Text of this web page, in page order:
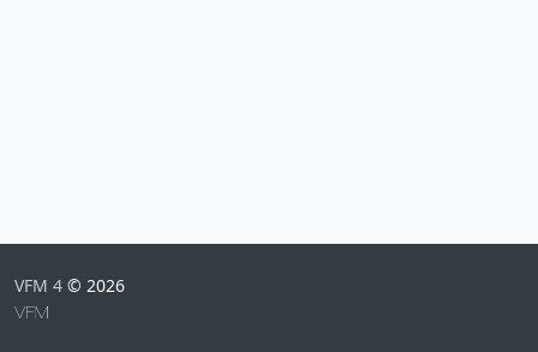
VFM 4 © 2026